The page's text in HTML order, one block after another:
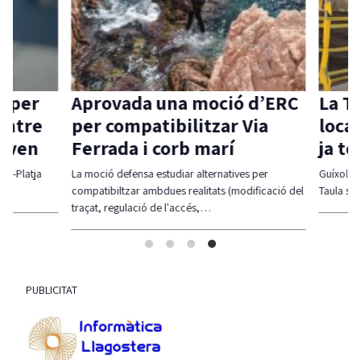
La
ja té
Guíxols
Taula
Platja
Aprovada una moció d’ERC
per compatibilitzar Via
Ferrada i corb marí
La moció defensa estudiar alternatives per
compatibiltzar ambdues realitats (modificació del
traçat, regulació de l'accés,…
PUBLICITAT